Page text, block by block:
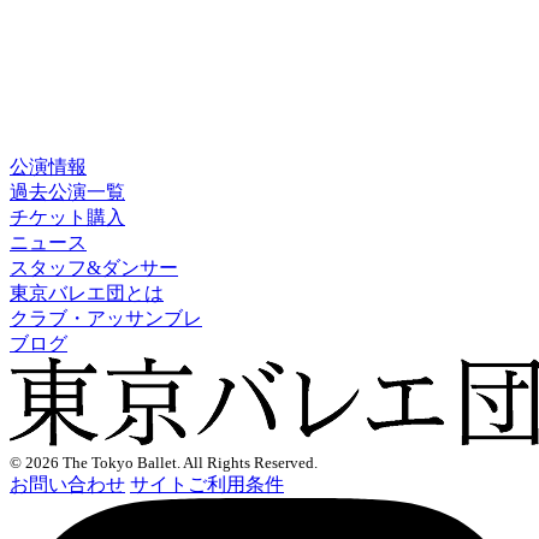
公演情報
過去公演一覧
チケット購入
ニュース
スタッフ&ダンサー
東京バレエ団とは
クラブ・アッサンブレ
ブログ
© 2026 The Tokyo Ballet. All Rights Reserved.
お問い合わせ サイトご利用条件